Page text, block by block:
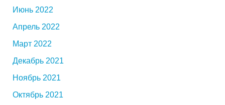
Июнь 2022
Апрель 2022
Март 2022
Декабрь 2021
Ноябрь 2021
Октябрь 2021